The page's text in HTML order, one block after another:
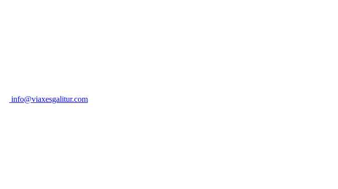
info@viaxesgalitur.com